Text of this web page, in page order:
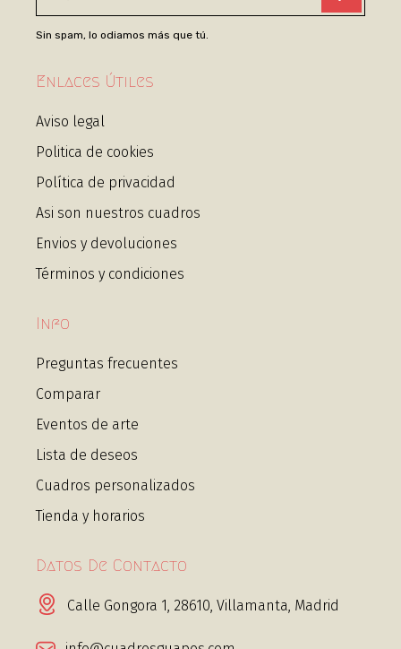
Sin spam, lo odiamos más que tú.
Enlaces Útiles
Aviso legal
Politica de cookies
Política de privacidad
Asi son nuestros cuadros
Envios y devoluciones
Términos y condiciones
Info
Preguntas frecuentes
Comparar
Eventos de arte
Lista de deseos
Cuadros personalizados
Tienda y horarios
Datos De Contacto
Calle Gongora 1, 28610, Villamanta, Madrid